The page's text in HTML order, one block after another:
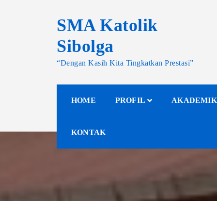
SMA Katolik
Sibolga
“Dengan Kasih Kita Tingkatkan Prestasi”
HOME PROFIL AKADEMIK
KONTAK